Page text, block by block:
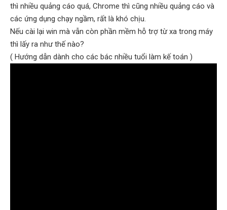
thì nhiều quảng cáo quá, Chrome thì cũng nhiều quảng cáo và
các ứng dụng chạy ngầm, rất là khó chịu.
Nếu cài lại win mà vẫn còn phần mềm hỗ trợ từ xa trong máy
thì lấy ra như thế nào?
( Hướng dẫn dành cho các bác nhiều tuổi làm kế toán )